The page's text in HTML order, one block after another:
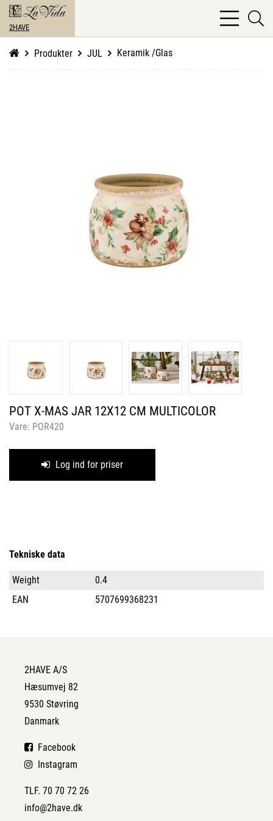
2HAVE
bars
light
Produkter JUL Keramik /Glas
POT X-MAS JAR 12X12 CM MULTICOLOR
Vare: POR420
Log ind for priser
Tekniske data
Weight
0.4
EAN
5707699368231
2HAVE A/S
Hæsumvej 82
9530 Støvring
Danmark
Facebook
Instagram
TLF. 70 70 72 26
info@2have.dk